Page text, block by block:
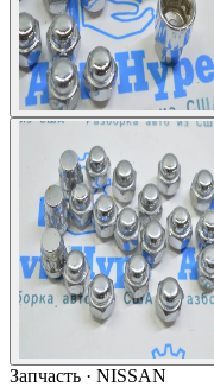
Запчасть · NISSAN